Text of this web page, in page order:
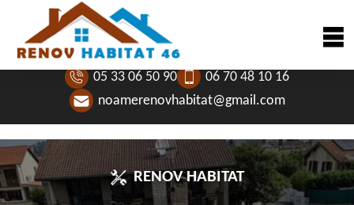
05 33 06 50 90
06 70 48 10 16
noamerenovhabitat@gmail.com
RENOV HABITAT